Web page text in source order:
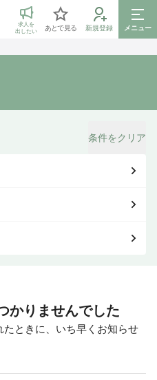
ング
求人を
出したい
あとで見る 新規登録
メニュー
条件をクリア
かりませんでした
ときに、いち早くお知らせ